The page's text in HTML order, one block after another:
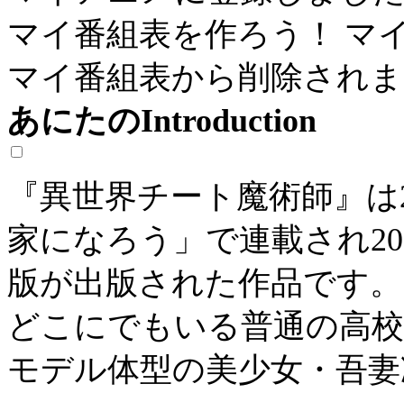
マイ番組表を作ろう！
マ
マイ番組表から削除され
あにたのIntroduction
『異世界チート魔術師』
家になろう」で連載され
版が出版された作品です。
どこにでもいる普通の高
モデル体型の美少女・吾